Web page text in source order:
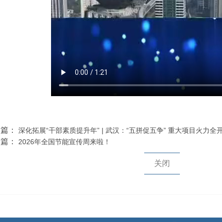
： 深化拓展“干部素质提升年” | 武汉：“五拼促五争” 重大项目火力全
： 2026年全国节能宣传周来啦！
关闭